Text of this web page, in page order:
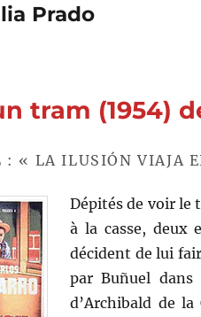
Prado
tram (1954)
: « LA ILUSIÓN VIAJA
Dépités de voir le
à la casse, deux
décident de lui
par Buñuel dans
d’Archibald de